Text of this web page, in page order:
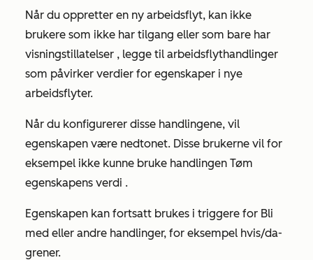
Når du oppretter en ny arbeidsflyt, kan ikke
brukere som ikke har tilgang eller som bare har
visningstillatelser , legge til arbeidsflythandlinger
som påvirker verdier for egenskaper i nye
arbeidsflyter.
Når du konfigurerer disse handlingene, vil
egenskapen være nedtonet. Disse brukerne vil for
eksempel ikke kunne bruke handlingen Tøm
egenskapens verdi .
Egenskapen kan fortsatt brukes i triggere for Bli
med eller andre handlinger, for eksempel hvis/da-
grener.